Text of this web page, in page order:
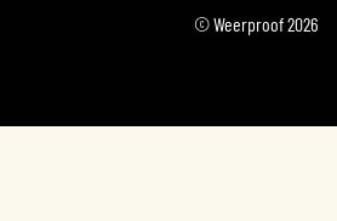
© Weerproof 2026